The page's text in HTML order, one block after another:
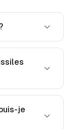
je